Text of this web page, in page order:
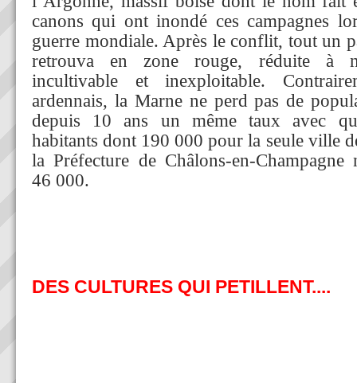
canons qui ont inondé ces campagnes
guerre mondiale. Après le conflit, tout un
retrouva en zone rouge, réduite à
incultivable et inexploitable.
ardennais, la Marne ne perd pas de
depuis 10 ans un même taux avec
habitants dont 190 000 pour la seule ville
la Préfecture de Châlons-en-Champagne
46 000.
DES CULTURES QUI PETILLENT....